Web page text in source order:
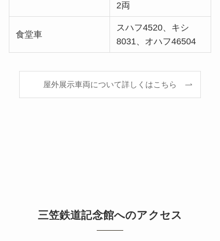
2両
食堂車
スハフ4520、キシ
8031、オハフ46504
屋外展示車両について詳しくはこちら
三笠鉄道記念館へのアクセス